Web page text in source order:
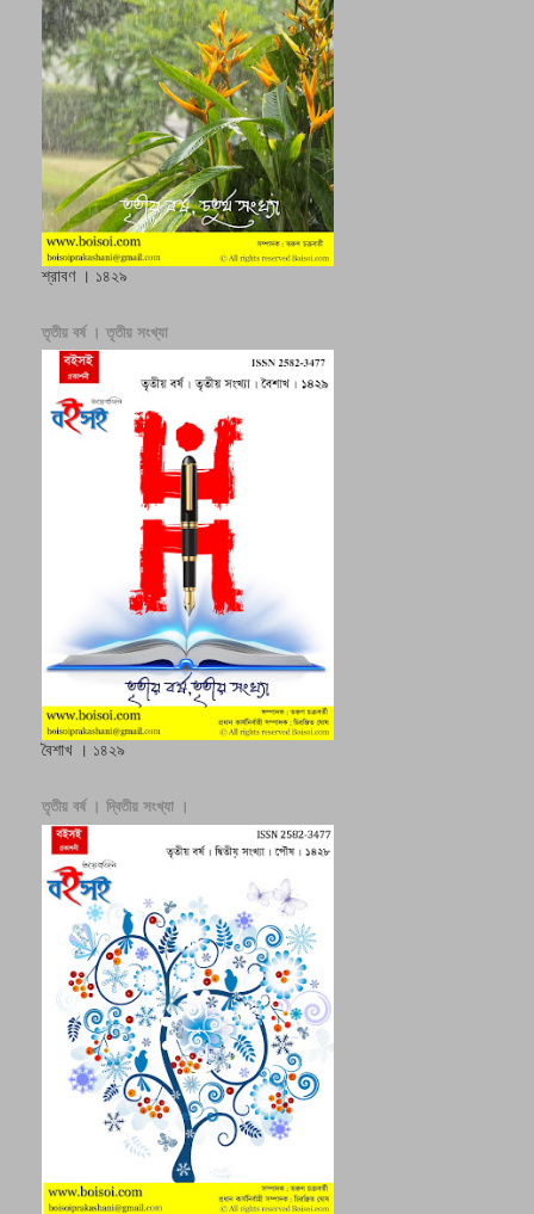
শ্রাবণ । ১৪২৯
তৃতীয় বর্ষ । তৃতীয় সংখ্যা
বৈশাখ । ১৪২৯
তৃতীয় বর্ষ । দ্বিতীয় সংখ্যা ।